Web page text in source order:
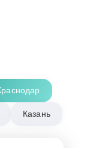
Казань